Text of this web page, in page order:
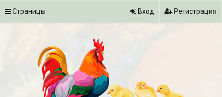
Страницы Вход Регистрация